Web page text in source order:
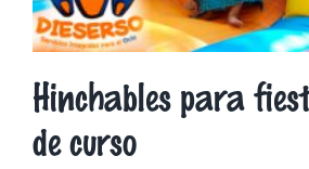
Hinchables para
de curso